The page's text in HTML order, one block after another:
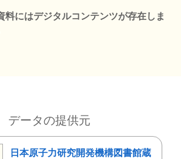
料にはデジタルコンテンツが存在しま
データの提供元
日本原子力研究開発機構図書館蔵